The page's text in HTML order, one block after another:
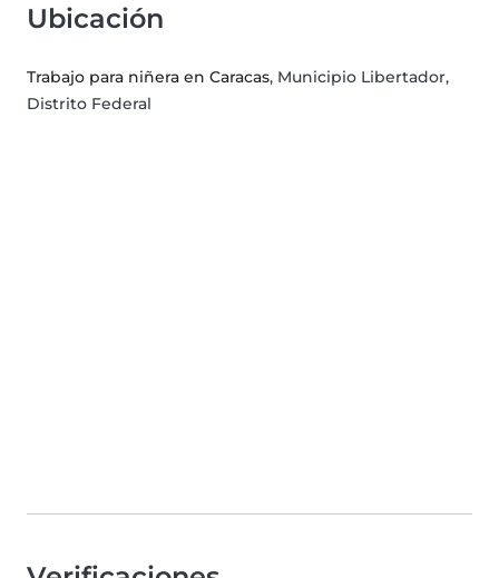
Ubicación
Trabajo para niñera en Caracas, Municipio Libertador,
Distrito Federal